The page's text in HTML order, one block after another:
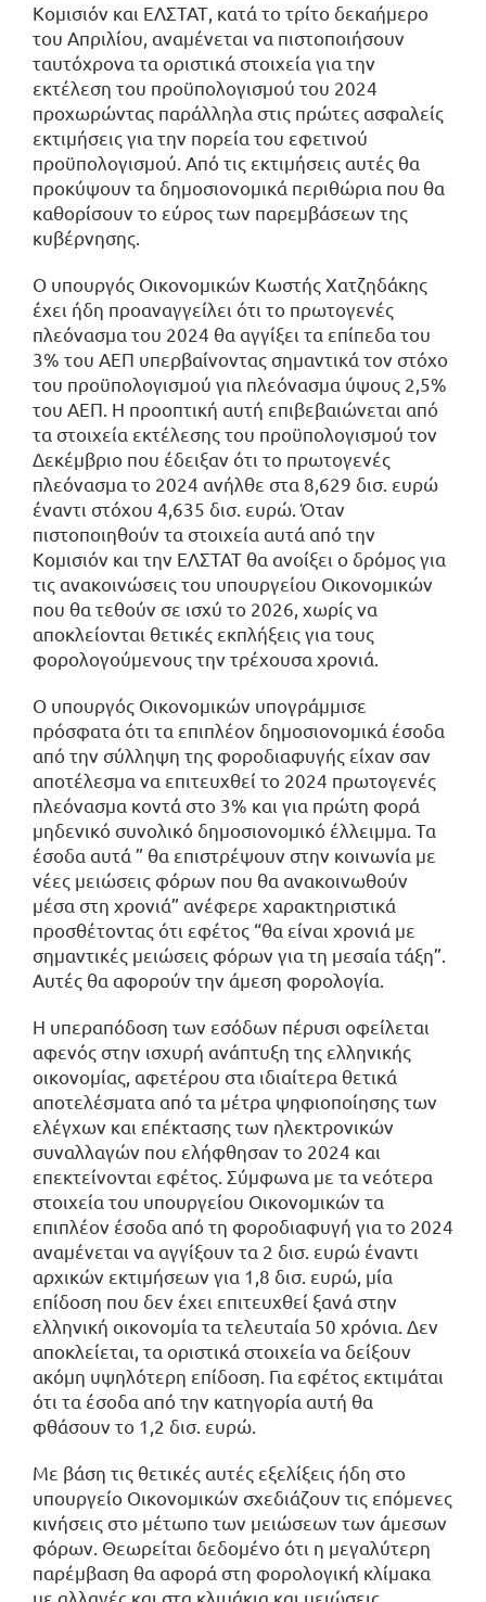
Κομισιόν και ΕΛΣΤΑΤ, κατά το τρίτο δεκαήμερο
του Απριλίου, αναμένεται να πιστοποιήσουν
ταυτόχρονα τα οριστικά στοιχεία για την
εκτέλεση του προϋπολογισμού του 2024
προχωρώντας παράλληλα στις πρώτες ασφαλείς
εκτιμήσεις για την πορεία του εφετινού
προϋπολογισμού. Από τις εκτιμήσεις αυτές θα
προκύψουν τα δημοσιονομικά περιθώρια που θα
καθορίσουν το εύρος των παρεμβάσεων της
κυβέρνησης.
Ο υπουργός Οικονομικών Κωστής Χατζηδάκης
έχει ήδη προαναγγείλει ότι το πρωτογενές
πλεόνασμα του 2024 θα αγγίξει τα επίπεδα του
3% του ΑΕΠ υπερβαίνοντας σημαντικά τον στόχο
του προϋπολογισμού για πλεόνασμα ύψους 2,5%
του ΑΕΠ. Η προοπτική αυτή επιβεβαιώνεται από
τα στοιχεία εκτέλεσης του προϋπολογισμού τον
Δεκέμβριο που έδειξαν ότι το πρωτογενές
πλεόνασμα το 2024 ανήλθε στα 8,629 δισ. ευρώ
έναντι στόχου 4,635 δισ. ευρώ. Όταν
πιστοποιηθούν τα στοιχεία αυτά από την
Κομισιόν και την ΕΛΣΤΑΤ θα ανοίξει ο δρόμος για
τις ανακοινώσεις του υπουργείου Οικονομικών
που θα τεθούν σε ισχύ το 2026, χωρίς να
αποκλείονται θετικές εκπλήξεις για τους
φορολογούμενους την τρέχουσα χρονιά.
Ο υπουργός Οικονομικών υπογράμμισε
πρόσφατα ότι τα επιπλέον δημοσιονομικά έσοδα
από την σύλληψη της φοροδιαφυγής είχαν σαν
αποτέλεσμα να επιτευχθεί το 2024 πρωτογενές
πλεόνασμα κοντά στο 3% και για πρώτη φορά
μηδενικό συνολικό δημοσιονομικό έλλειμμα. Τα
έσοδα αυτά ” θα επιστρέψουν στην κοινωνία με
νέες μειώσεις φόρων που θα ανακοινωθούν
μέσα στη χρονιά” ανέφερε χαρακτηριστικά
προσθέτοντας ότι εφέτος “θα είναι χρονιά με
σημαντικές μειώσεις φόρων για τη μεσαία τάξη”.
Αυτές θα αφορούν την άμεση φορολογία.
Η υπεραπόδοση των εσόδων πέρυσι οφείλεται
αφενός στην ισχυρή ανάπτυξη της ελληνικής
οικονομίας, αφετέρου στα ιδιαίτερα θετικά
αποτελέσματα από τα μέτρα ψηφιοποίησης των
ελέγχων και επέκτασης των ηλεκτρονικών
συναλλαγών που ελήφθησαν το 2024 και
επεκτείνονται εφέτος. Σύμφωνα με τα νεότερα
στοιχεία του υπουργείου Οικονομικών τα
επιπλέον έσοδα από τη φοροδιαφυγή για το 2024
αναμένεται να αγγίξουν τα 2 δισ. ευρώ έναντι
αρχικών εκτιμήσεων για 1,8 δισ. ευρώ, μία
επίδοση που δεν έχει επιτευχθεί ξανά στην
ελληνική οικονομία τα τελευταία 50 χρόνια. Δεν
αποκλείεται, τα οριστικά στοιχεία να δείξουν
ακόμη υψηλότερη επίδοση. Για εφέτος εκτιμάται
ότι τα έσοδα από την κατηγορία αυτή θα
φθάσουν το 1,2 δισ. ευρώ.
Με βάση τις θετικές αυτές εξελίξεις ήδη στο
υπουργείο Οικονομικών σχεδιάζουν τις επόμενες
κινήσεις στο μέτωπο των μειώσεων των άμεσων
φόρων. Θεωρείται δεδομένο ότι η μεγαλύτερη
παρέμβαση θα αφορά στη φορολογική κλίμακα
με αλλαγές και στα κλιμάκια και μειώσεις